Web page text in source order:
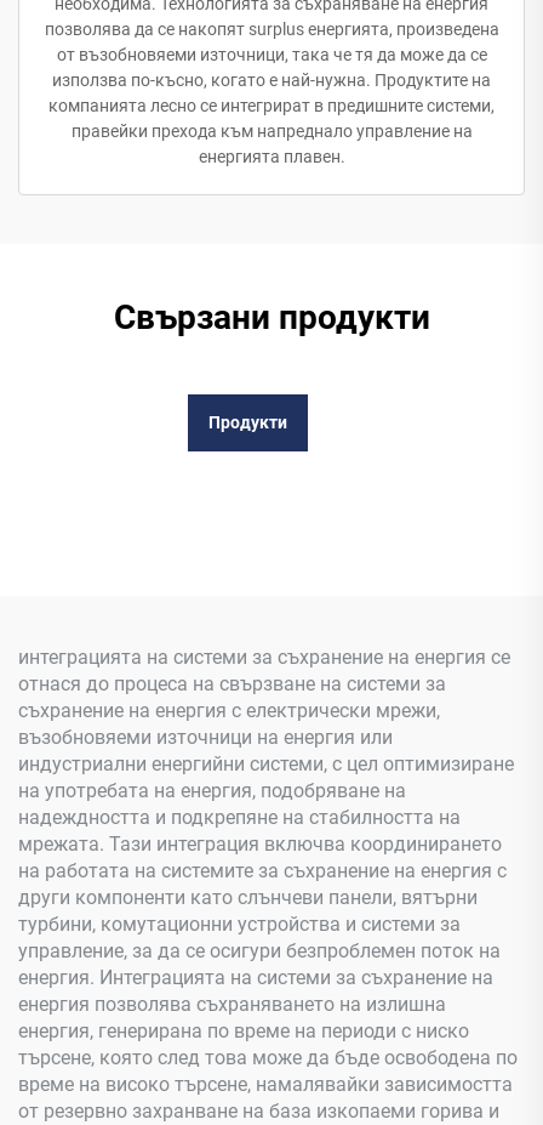
позволява да се накопят surplus енергията, произведена
от възобновяеми източници, така че тя да може да се
използва по-късно, когато е най-нужна. Продуктите на
компанията лесно се интегрират в предишните системи,
правейки прехода към напреднало управление на
енергията плавен.
Свързани продукти
Продукти
интеграцията на системи за съхранение на енергия се
отнася до процеса на свързване на системи за
съхранение на енергия с електрически мрежи,
възобновяеми източници на енергия или
индустриални енергийни системи, с цел оптимизиране
на употребата на енергия, подобряване на
надеждността и подкрепяне на стабилността на
мрежата. Тази интеграция включва координирането
на работата на системите за съхранение на енергия с
други компоненти като слънчеви панели, вятърни
турбини, комутационни устройства и системи за
управление, за да се осигури безпроблемен поток на
енергия. Интеграцията на системи за съхранение на
енергия позволява съхраняването на излишна
енергия, генерирана по време на периоди с ниско
търсене, която след това може да бъде освободена по
време на високо търсене, намалявайки зависимостта
от резервно захранване на база изкопаеми горива и